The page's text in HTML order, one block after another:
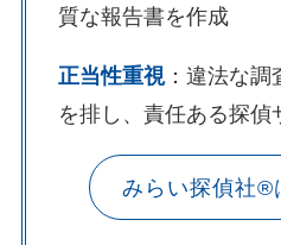
質な報告書を作成
正当性重視：違法な調
を排し、責任ある探偵
みらい探偵社®︎